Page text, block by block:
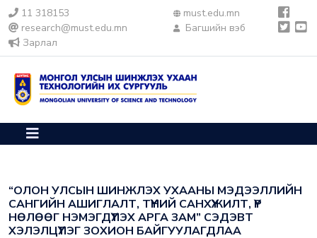
11 318153
research@must.edu.mn
Зарлал
must.edu.mn
Багшийн вэб
“ОЛОН УЛСЫН ШИНЖЛЭХ УХААНЫ МЭДЭЭЛЛИЙН
САНГИЙН АШИГЛАЛТ, ТҮҮНИЙ САНХҮҮЖИЛТ, ҮР
НӨЛӨӨГ НЭМЭГДҮҮЛЭХ АРГА ЗАМ” СЭДЭВТ
ХЭЛЭЛЦҮҮЛЭГ ЗОХИОН БАЙГУУЛАГДЛАА